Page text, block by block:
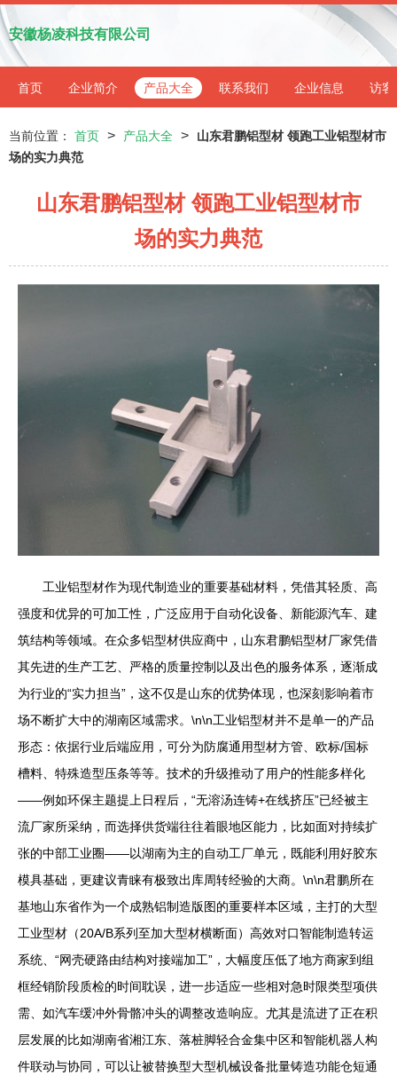
安徽杨凌科技有限公司
首页 企业简介 产品大全 联系我们 企业信息 访客
当前位置： 首页 > 产品大全 >
山东君鹏铝型材 领跑工业铝型材市
场的实力典范
山东君鹏铝型材 领跑工业铝型材市
场的实力典范
工业铝型材作为现代制造业的重要基础材料，凭借其轻质、高
强度和优异的可加工性，广泛应用于自动化设备、新能源汽车、建
筑结构等领域。在众多铝型材供应商中，山东君鹏铝型材厂家凭借
其先进的生产工艺、严格的质量控制以及出色的服务体系，逐渐成
为行业的“实力担当”，这不仅是山东的优势体现，也深刻影响着市
场不断扩大中的湖南区域需求。\n\n工业铝型材并不是单一的产品
形态：依据行业后端应用，可分为防腐通用型材方管、欧标/国标
槽料、特殊造型压条等等。技术的升级推动了用户的性能多样化
——例如环保主题提上日程后，“无溶汤连铸+在线挤压”已经被主
流厂家所采纳，而选择供货端往往着眼地区能力，比如面对持续扩
张的中部工业圈——以湖南为主的自动工厂单元，既能利用好胶东
模具基础，更建议青睐有极致出库周转经验的大商。\n\n君鹏所在
基地山东省作为一个成熟铝制造版图的重要样本区域，主打的大型
工业型材（20A/B系列至加大型材横断面）高效对口智能制造转运
系统、“网壳硬路由结构对接端加工”，大幅度压低了地方商家到组
框经销阶段质检的时间耽误，进一步适应一些相对急时限类型项供
需、如汽车缓冲外骨骼冲头的调整改造响应。尤其是流进了正在积
层发展的比如湖南省湘江东、落桩脚轻合金集中区和智能机器人构
件联动与协同，可以让被替换型大型机械设备批量铸造功能仓短通